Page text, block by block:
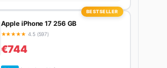
BESTSELLER
Apple iPhone 17 256 GB
★★★★★ 4.5 (597)
€744